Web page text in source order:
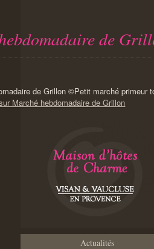
de
Petit marché primeur
Marché hebdomadaire de Grillon
Actualités